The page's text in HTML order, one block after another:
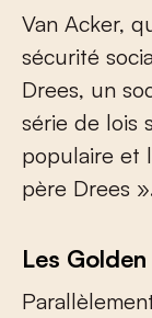
Van Acker,
sécurité
Drees, un
série de lois
populaire et
père Drees
Les